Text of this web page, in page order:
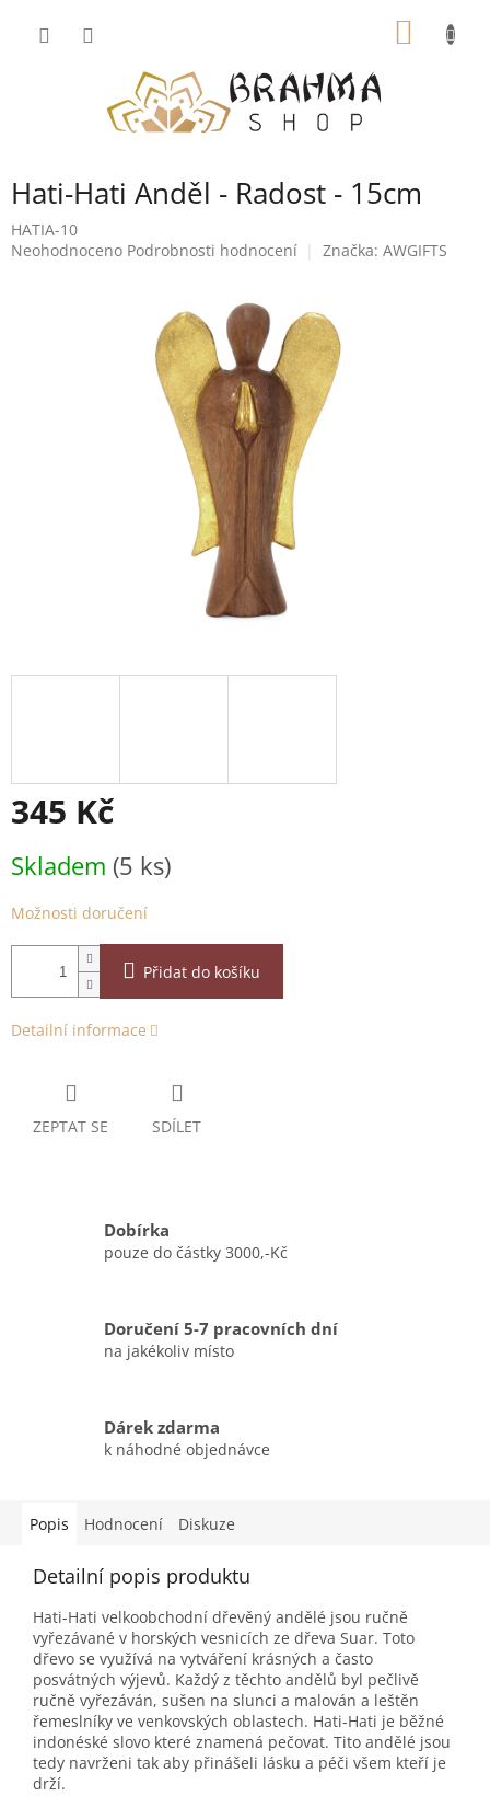
Hati-Hati Anděl - Radost - 15cm
HATIA-10
Průměrné
Neohodnoceno Podrobnosti hodnocení Značka: AWGIFTS
345 Kč
cena:
Skladem (5 ks)
Možnosti doručení
Přidat do košíku
Detailní informace
ZEPTAT SE SDÍLET
Dobírka
pouze do částky 3000,-Kč
Doručení 5-7 pracovních dní
na jakékoliv místo
Dárek zdarma
k náhodné objednávce
Popis Hodnocení Diskuze
Detailní popis produktu
Hati-Hati velkoobchodní dřevěný andělé jsou ručně
vyřezávané v horských vesnicích ze dřeva Suar. Toto
dřevo se využívá na vytváření krásných a často
posvátných výjevů. Každý z těchto andělů byl pečlivě
ručně vyřezáván, sušen na slunci a malován a leštěn
řemeslníky ve venkovských oblastech. Hati-Hati je běžné
indonéské slovo které znamená pečovat. Tito andělé jsou
tedy navrženi tak aby přinášeli lásku a péči všem kteří je
drží.